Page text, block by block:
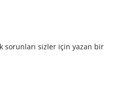
sorunları sizler için yazan bir